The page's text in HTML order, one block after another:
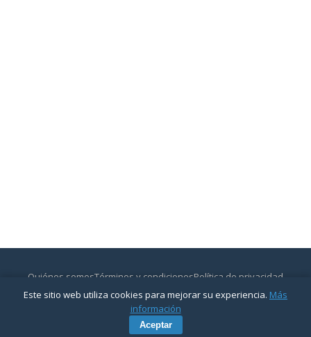
Este sitio web utiliza cookies para mejorar su experiencia. Más
información
Aceptar
Quiénes somosTérminos y condicionesPolítica de privacidad
Contactar
CajasyBancos.com— Todos los derechos reservados.